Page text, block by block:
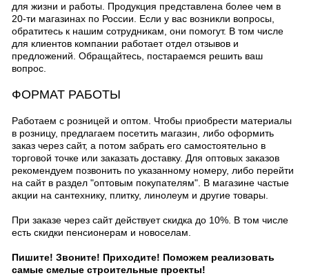
для жизни и работы. Продукция представлена более чем в
20-ти магазинах по России. Если у вас возникли вопросы,
обратитесь к нашим сотрудникам, они помогут. В том числе
для клиентов компании работает отдел отзывов и
предложений. Обращайтесь, постараемся решить ваш
вопрос.
ФОРМАТ РАБОТЫ
Работаем с розницей и оптом. Чтобы приобрести материалы
в розницу, предлагаем посетить магазин, либо оформить
заказ через сайт, а потом забрать его самостоятельно в
торговой точке или заказать доставку. Для оптовых заказов
рекомендуем позвонить по указанному номеру, либо перейти
на сайт в раздел "оптовым покупателям". В магазине частые
акции на сантехнику, плитку, линолеум и другие товары.
При заказе через сайт действует скидка до 10%. В том числе
есть скидки пенсионерам и новоселам.
Пишите! Звоните! Приходите! Поможем реализовать
самые смелые строительные проекты!